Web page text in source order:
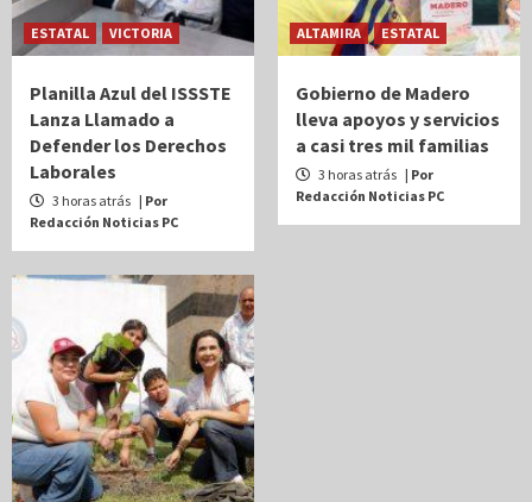
ESTATAL VICTORIA
Planilla Azul del ISSSTE
Lanza Llamado a
Defender los Derechos
Laborales
3 horas atrás | Por
Redacción Noticias PC
ALTAMIRA ESTATAL
Gobierno de Madero
lleva apoyos y servicios
a casi tres mil familias
3 horas atrás | Por
Redacción Noticias PC